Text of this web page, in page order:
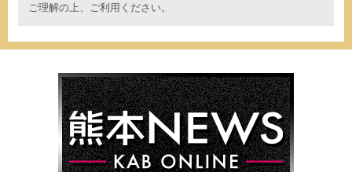
ご理解の上、ご利用ください。